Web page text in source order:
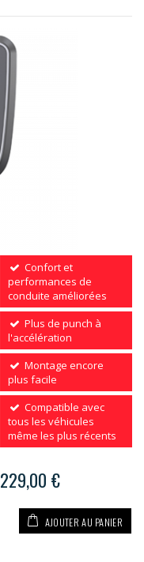
Confort et
performances de
conduite améliorées
Plus de punch à
l'accélération
Montage encore
plus facile
Compatible avec
tous les véhicules
même les plus récents
229,00 €
AJOUTER AU PANIER